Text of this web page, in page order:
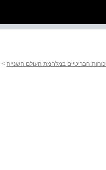
הבריטיים במלחמת העולם השנייה >